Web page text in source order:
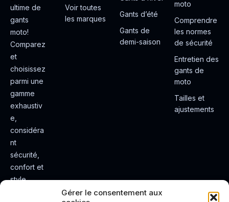
Gérer le consentement aux
ultime de
gants
moto!
Comparez
et
choisissez
parmi une
gamme
exhaustiv
e,
considéra
nt
sécurité,
confort et
style.
Voir toutes
les marques
Gants d’été
Gants de
demi-saison
moto
Comprendre
les normes
de sécurité
Entretien des
gants de
moto
Tailles et
ajustements